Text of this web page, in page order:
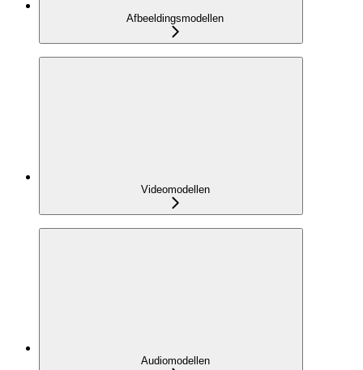
Afbeeldingsmodellen
Videomodellen
Audiomodellen